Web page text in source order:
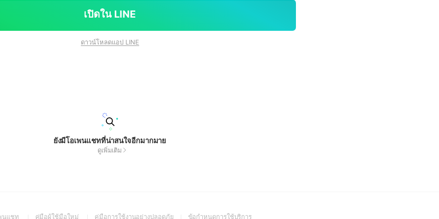
เปิดใน LINE
ดาวน์โหลดแอป LINE
ยังมีโอเพนแชทที่น่าสนใจอีกมากมาย
ดูเพิ่มเติม
นแชท (Openคู่มือผู้ใช้มือใหม่ (Openคู่มือการใช้งานอย่างปลอดภัย(Openข้อกำหนดการใช้บริการ(Open